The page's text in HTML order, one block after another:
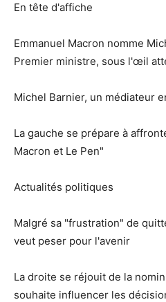
En tête d'affiche
Emmanuel Macron nomme
Premier ministre, sous l'œil
Michel Barnier, un médiateur
La gauche se prépare à
Macron et Le Pen"
Actualités politiques
Malgré sa "frustration" de
veut peser pour l'avenir
La droite se réjouit de la
souhaite influencer les